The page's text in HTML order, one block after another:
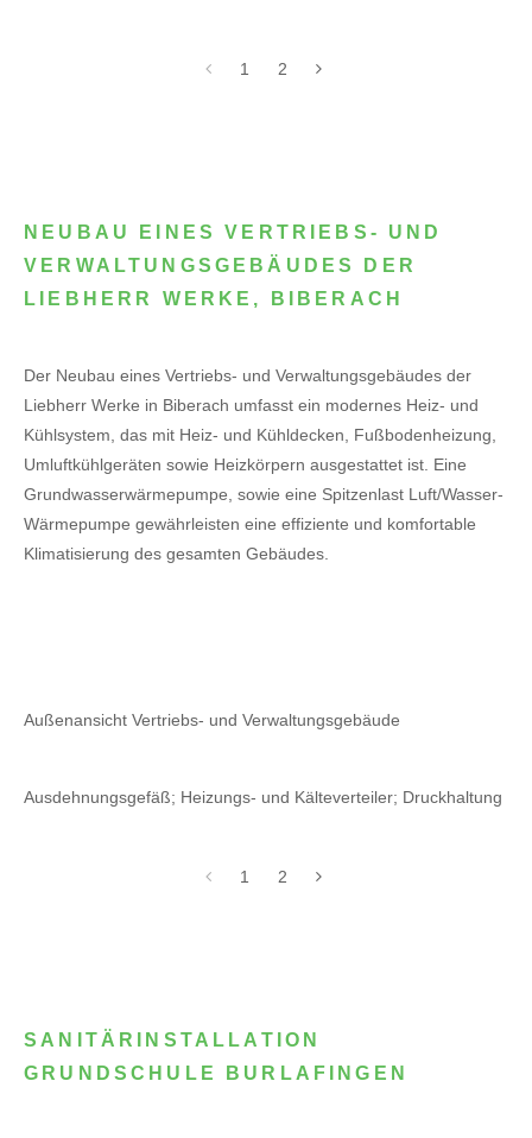
1 2
NEUBAU EINES VERTRIEBS- UND
VERWALTUNGSGEBÄUDES DER
LIEBHERR WERKE, BIBERACH
Der Neubau eines Vertriebs- und Verwaltungsgebäudes der
Liebherr Werke in Biberach umfasst ein modernes Heiz- und
Kühlsystem, das mit Heiz- und Kühldecken, Fußbodenheizung,
Umluftkühlgeräten sowie Heizkörpern ausgestattet ist. Eine
Grundwasserwärmepumpe, sowie eine Spitzenlast Luft/Wasser-
Wärmepumpe gewährleisten eine effiziente und komfortable
Klimatisierung des gesamten Gebäudes.
Außenansicht Vertriebs- und Verwaltungsgebäude
Ausdehnungsgefäß; Heizungs- und Kälteverteiler; Druckhaltung
1 2
SANITÄRINSTALLATION
GRUNDSCHULE BURLAFINGEN